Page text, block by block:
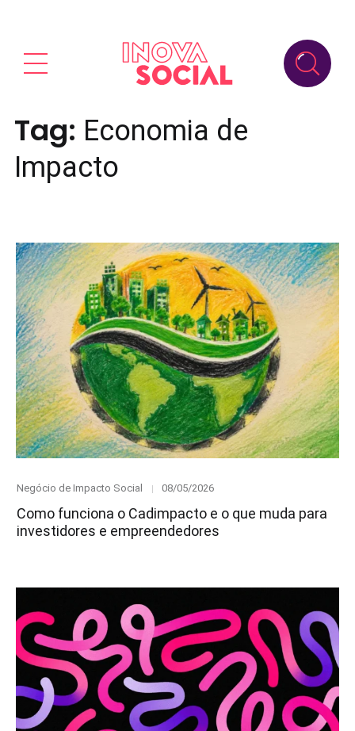
Tag: Economia de
Impacto
Category
Negócio de Impacto Social
Posted
08/05/2026
Como funciona o Cadimpacto e o que muda para
investidores e empreendedores